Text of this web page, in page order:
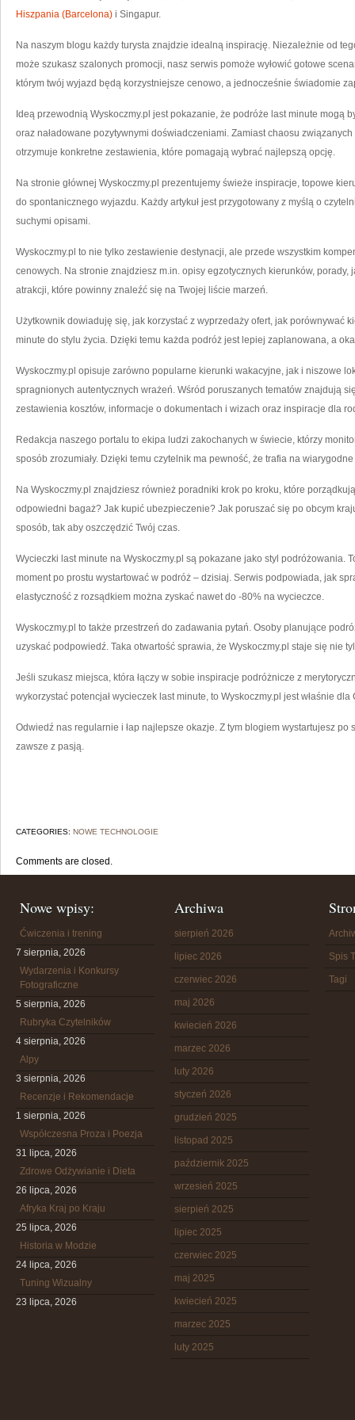
I
PO
Hiszpania (Barcelona) i Singapur.
Na naszym blogu każdy turysta znajdzie idealną inspirację. Niezależnie od
może szukasz szalonych promocji, nasz serwis pomoże wyłowić gotowe
którym twój wyjazd będą korzystniejsze cenowo, a jednocześnie świadomie
Ideą przewodnią Wyskoczmy.pl jest pokazanie, że podróże last minute mogą
oraz naładowane pozytywnymi doświadczeniami. Zamiast chaosu
otrzymuje konkretne zestawienia, które pomagają wybrać najlepszą opcję.
Na stronie głównej Wyskoczmy.pl prezentujemy świeże inspiracje, topowe
do spontanicznego wyjazdu. Każdy artykuł jest przygotowany z myślą o
suchymi opisami.
Wyskoczmy.pl to nie tylko zestawienie destynacji, ale przede wszystkim
cenowych. Na stronie znajdziesz m.in. opisy egzotycznych kierunków, porady,
atrakcji, które powinny znaleźć się na Twojej liście marzeń.
Użytkownik dowiaduję się, jak korzystać z wyprzedaży ofert, jak porównywać
minute do stylu życia. Dzięki temu każda podróż jest lepiej zaplanowana, a
Wyskoczmy.pl opisuje zarówno popularne kierunki wakacyjne, jak i niszowe
spragnionych autentycznych wrażeń. Wśród poruszanych tematów znajdują
zestawienia kosztów, informacje o dokumentach i wizach oraz inspiracje dla
Redakcja naszego portalu to ekipa ludzi zakochanych w świecie, którzy
sposób zrozumiały. Dzięki temu czytelnik ma pewność, że trafia na
Na Wyskoczmy.pl znajdziesz również poradniki krok po kroku, które
odpowiedni bagaż? Jak kupić ubezpieczenie? Jak poruszać się po obcym
sposób, tak aby oszczędzić Twój czas.
Wycieczki last minute na Wyskoczmy.pl są pokazane jako styl podróżowania.
moment po prostu wystartować w podróż – dzisiaj. Serwis podpowiada, jak
elastyczność z rozsądkiem można zyskać nawet do -80% na wycieczce.
Wyskoczmy.pl to także przestrzeń do zadawania pytań. Osoby planujące
uzyskać podpowiedź. Taka otwartość sprawia, że Wyskoczmy.pl staje się nie
Jeśli szukasz miejsca, która łączy w sobie inspiracje podróżnicze z
wykorzystać potencjał wycieczek last minute, to Wyskoczmy.pl jest właśnie dla
Odwiedź nas regularnie i łap najlepsze okazje. Z tym blogiem wystartujesz
zawsze z pasją.
CATEGORIES: NOWE TECHNOLOGIE
Comments are closed.
Nowe wpisy:
Ćwiczenia i trening
7 sierpnia, 2026
Wydarzenia i Konkursy
Fotograficzne
5 sierpnia, 2026
Rubryka Czytelników
4 sierpnia, 2026
Alpy
3 sierpnia, 2026
Recenzje i Rekomendacje
1 sierpnia, 2026
Współczesna Proza i Poezja
31 lipca, 2026
Zdrowe Odżywianie i Dieta
26 lipca, 2026
Afryka Kraj po Kraju
25 lipca, 2026
Historia w Modzie
24 lipca, 2026
Tuning Wizualny
23 lipca, 2026
Archiwa
sierpień 2026
lipiec 2026
czerwiec 2026
maj 2026
kwiecień 2026
marzec 2026
luty 2026
styczeń 2026
grudzień 2025
listopad 2025
październik 2025
wrzesień 2025
sierpień 2025
lipiec 2025
czerwiec 2025
maj 2025
kwiecień 2025
marzec 2025
luty 2025
Spis
Tagi